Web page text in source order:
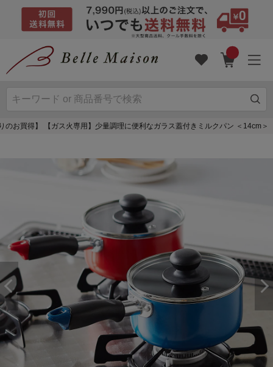
のお買得】 【ガス火専用】少量調理に便利なガラス蓋付きミルクパン ＜14cm＞